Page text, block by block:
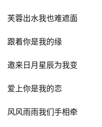
芙蓉出水我也难遮面
跟着你是我的缘
邀来日月星辰为我变
爱上你是我的恋
风风雨雨我们手相牵